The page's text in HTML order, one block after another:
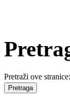
Pretraži ove stranice: